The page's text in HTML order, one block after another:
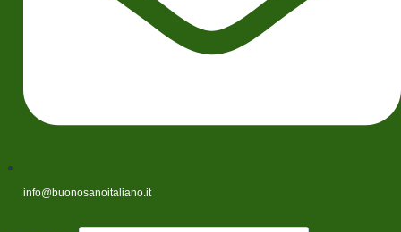
info@buonosanoitaliano.it